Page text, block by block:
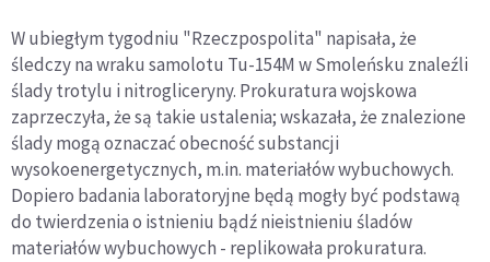
W ubiegłym tygodniu "Rzeczpospolita" napisała, że
śledczy na wraku samolotu Tu-154M w Smoleńsku znaleźli
ślady trotylu i nitrogliceryny. Prokuratura wojskowa
zaprzeczyła, że są takie ustalenia; wskazała, że znalezione
ślady mogą oznaczać obecność substancji
wysokoenergetycznych, m.in. materiałów wybuchowych.
Dopiero badania laboratoryjne będą mogły być podstawą
do twierdzenia o istnieniu bądź nieistnieniu śladów
materiałów wybuchowych - replikowała prokuratura.